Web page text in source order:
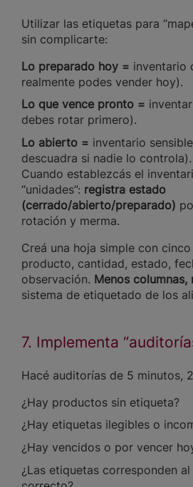
Utilizar las etiquetas para
sin complicarte:
Lo preparado hoy = inventario
realmente podes vender hoy).
Lo que vence pronto =
debes rotar primero).
Lo abierto = inventario
descuadra si nadie lo controla).
Cuando establezcás el
“unidades”: registra estado
(cerrado/abierto/preparado)
rotación y merma.
Creá una hoja simple con
producto, cantidad, estado,
observación. Menos columnas,
sistema de etiquetado de los
7. Implementa
Hacé auditorías de 5 minutos,
¿Hay productos sin etiqueta?
¿Hay etiquetas ilegibles o
¿Hay vencidos o por vencer
¿Las etiquetas corresponden